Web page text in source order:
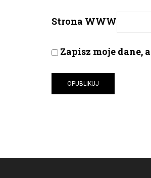
Strona WWW
Zapisz moje dane,